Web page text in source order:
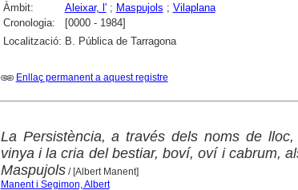
Àmbit:
Aleixar, l'; Maspujols ; Vilaplana
Cronologia:
[0000 - 1984]
Localització: B. Pública de Tarragona
Enllaç permanent a aquest registre
La Persistència, a través dels noms de
vinya i la cria del bestiar, boví, oví i cabrum,
Maspujols/ [Albert Manent]
Manent i Segimon, Albert